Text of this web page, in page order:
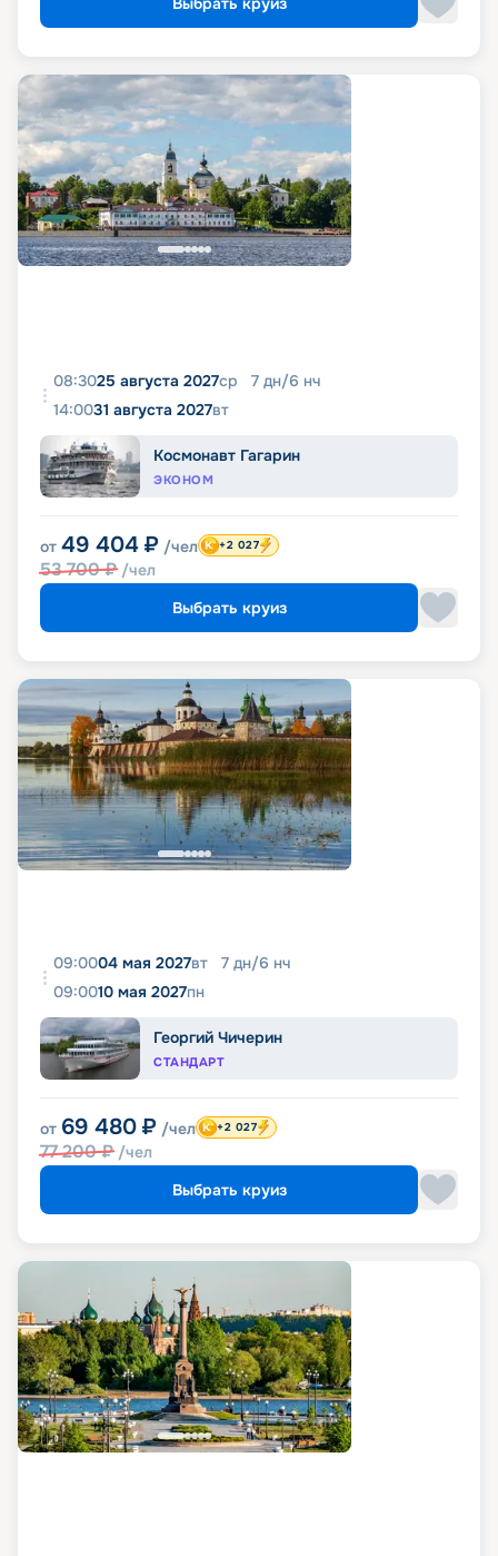
08:3025 августа 2027ср 7 дн/6 нч
14:0031 августа 2027вт
Космонавт Гагарин
ЭКОНОМ
от 49 404 ₽ /чел
53 700₽ /чел
+2 027
Выбрать круиз
09:0004 мая 2027вт 7 дн/6 нч
09:0010 мая 2027пн
Георгий Чичерин
СТАНДАРТ
от 69 480 ₽ /чел
77 200₽ /чел
+2 027
Выбрать круиз